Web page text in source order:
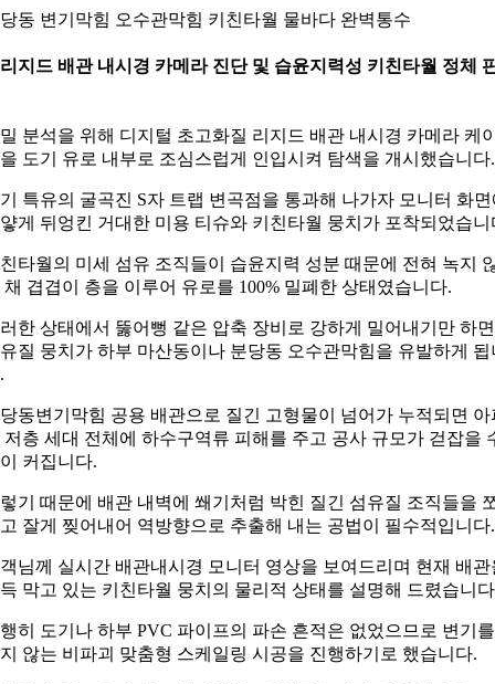
동 변기막힘 오수관막힘 키친타월 물바다 완벽통수
지드 배관 내시경 카메라 진단 및 습윤지력성 키친타월 정체
분석을 위해 디지털 초고화질 리지드 배관 내시경 카메라 케
도기 유로 내부로 조심스럽게 인입시켜 탐색을 개시했습니다.
특유의 굴곡진 S자 트랩 변곡점을 통과해 나가자 모니터 화면
게 뒤엉킨 거대한 미용 티슈와 키친타월 뭉치가 포착되었습니
타월의 미세 섬유 조직들이 습윤지력 성분 때문에 전혀 녹지
채 겹겹이 층을 이루어 유로를 100% 밀폐한 상태였습니다.
한 상태에서 뚫어뻥 같은 압축 장비로 강하게 밀어내기만 하면
질 뭉치가 하부 마산동이나 분당동 오수관막힘을 유발하게 됩
동변기막힘 공용 배관으로 질긴 고형물이 넘어가 누적되면 아
저층 세대 전체에 하수구역류 피해를 주고 공사 규모가 걷잡을
커집니다.
기 때문에 배관 내벽에 쐐기처럼 박힌 질긴 섬유질 조직들을
잘게 찢어내어 역방향으로 추출해 내는 공법이 필수적입니다.
님께 실시간 배관내시경 모니터 영상을 보여드리며 현재 배관
막고 있는 키친타월 뭉치의 물리적 상태를 설명해 드렸습니
히 도기나 하부 PVC 파이프의 파손 흔적은 없었으므로 변기를
않는 비파괴 맞춤형 스케일링 시공을 진행하기로 했습니다.